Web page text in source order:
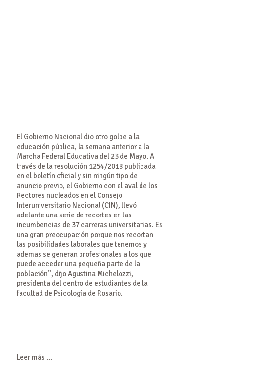
El Gobierno Nacional dio otro golpe a la
educación pública, la semana anterior a la
Marcha Federal Educativa del 23 de Mayo. A
través de la resolución 1254/2018 publicada
en el boletín oficial y sin ningún tipo de
anuncio previo, el Gobierno con el aval de los
Rectores nucleados en el Consejo
Interuniversitario Nacional (CIN), llevó
adelante una serie de recortes en las
incumbencias de 37 carreras universitarias. Es
una gran preocupación porque nos recortan
las posibilidades laborales que tenemos y
ademas se generan profesionales a los que
puede acceder una pequeña parte de la
población”, dijo Agustina Michelozzi,
presidenta del centro de estudiantes de la
facultad de Psicología de Rosario.
Leer más ...